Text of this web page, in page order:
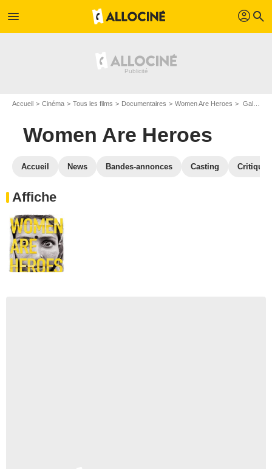
menu profil search
Accueil Cinéma Tous les films Documentaires Women Are Heroes Galerie photos du film Women Are Heroes
Women Are Heroes
Accueil News Bandes-annonces Casting
Affiche